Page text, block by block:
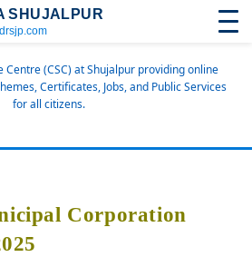
SHUJALPUR
Centre (CSC) at Shujalpur providing online
Certificates, Jobs, and Public Services
for all citizens.
Corporation